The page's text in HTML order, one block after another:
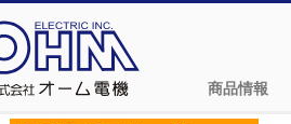
商品情報